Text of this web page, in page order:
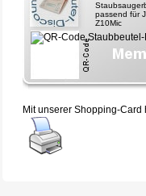
passend für
Z10Mic
Mit unserer Shopping-